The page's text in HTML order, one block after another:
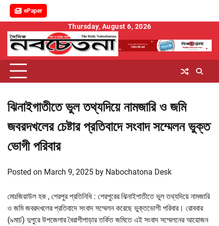
ePaper
content
Thursday, August 6, 2026
ঝিনাইগাতীতে ভুল তথ্যদিয়ে নামজারি ও জমি
জবরদখলের চেষ্টার প্রতিবাদে সংবাদ সম্মেলন ভুক্ত
ভোগী পরিবার
Posted on March 9, 2025 by Nabochatona Desk
মোঃজিয়াউল হক , শেরপুর প্রতিনিধি : শেরপুরের ঝিনাইগাতীতে ভুল তথ্যদিয়ে নামজারি
ও জমি জবরদখলের প্রতিবাদে সংবাদ সম্মেলন করেছে ভুক্তভোগী পরিবার। রোববার
(৯মার্চ) দুপুরে উপজেলার বৈরাগীপাড়ার তর্কিত জমিতে এই সংবাদ সম্মেলনের আয়োজন